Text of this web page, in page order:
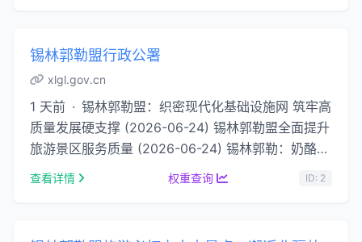
锡林郭勒盟行政公署
xlgl.gov.cn
1 天前 · 锡林郭勒盟：织密现代化基础设施网 筑牢高
质量发展硬支撑 (2026-06-24) 锡林郭勒盟全面提升
旅游景区服务质量 (2026-06-24) 锡林郭勒：奶酪粽
子撬动端午消费新场景 (2026-06-23) 锡林郭勒盟家
查看详情 权重查询 ID: 2